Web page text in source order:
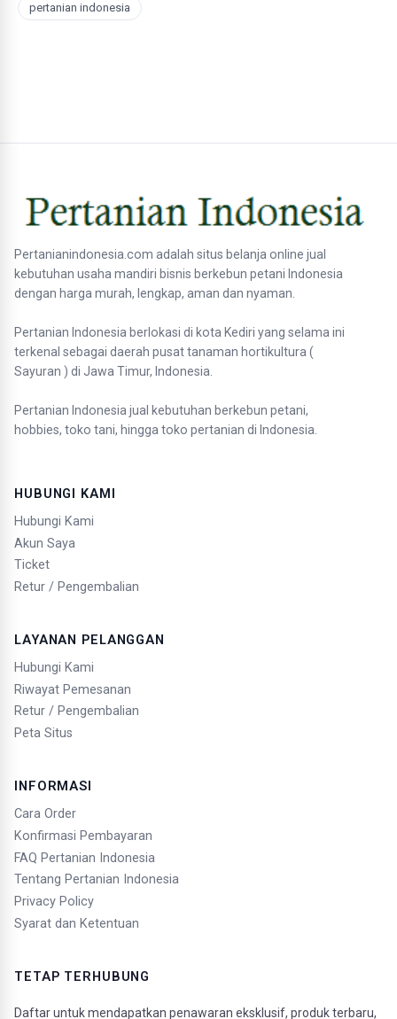
pertanian indonesia
Pertanianindonesia.com adalah situs belanja online jual
kebutuhan usaha mandiri bisnis berkebun petani Indonesia
dengan harga murah, lengkap, aman dan nyaman.
Pertanian Indonesia berlokasi di kota Kediri yang selama ini
terkenal sebagai daerah pusat tanaman hortikultura (
Sayuran ) di Jawa Timur, Indonesia.
Pertanian Indonesia jual kebutuhan berkebun petani,
hobbies, toko tani, hingga toko pertanian di Indonesia.
HUBUNGI KAMI
Hubungi Kami
Akun Saya
Ticket
Retur / Pengembalian
LAYANAN PELANGGAN
Hubungi Kami
Riwayat Pemesanan
Retur / Pengembalian
Peta Situs
INFORMASI
Cara Order
Konfirmasi Pembayaran
FAQ Pertanian Indonesia
Tentang Pertanian Indonesia
Privacy Policy
Syarat dan Ketentuan
TETAP TERHUBUNG
Daftar untuk mendapatkan penawaran eksklusif, produk terbaru,